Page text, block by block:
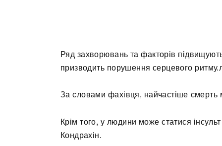
Ряд захворювань та факторів
призводить порушення серцевого
За словами фахівця, найчастіше смерть
Крім того, у людини може статися
Кондрахін.